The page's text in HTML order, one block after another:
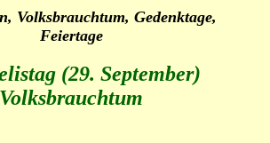
Volksbrauchtum, Gedenktage,
Feiertage
(29. September)
Volksbrauchtum